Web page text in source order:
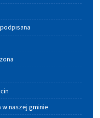
w naszej gminie